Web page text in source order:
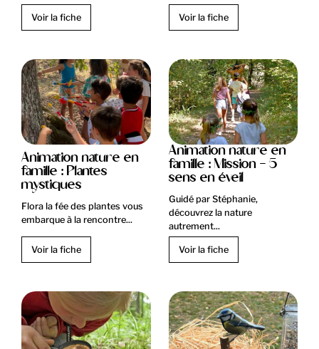
Voir la fiche Voir la fiche
Animation nature en
famille : Plantes
mystiques
Flora la fée des plantes vous
embarque à la rencontre...
Voir la fiche
Animation nature en
famille : Mission - 5
sens en éveil
Guidé par Stéphanie,
découvrez la nature
autrement...
Voir la fiche